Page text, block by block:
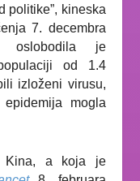
politike”, kineska
7. decembra
oslobodila je
od 1.4
izloženi virusu,
mogla
Kina, a koja je